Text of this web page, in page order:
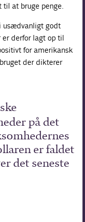
at bruge penge.
usædvanligt godt
er derfor lagt op til
for amerikansk
der dikterer
på det
er faldet
det seneste